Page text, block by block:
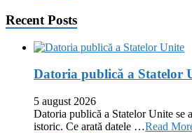
Recent Posts
Datoria publică a Statelor
5 august 2026
Datoria publică a Statelor Unite se
istoric. Ce arată datele …Read